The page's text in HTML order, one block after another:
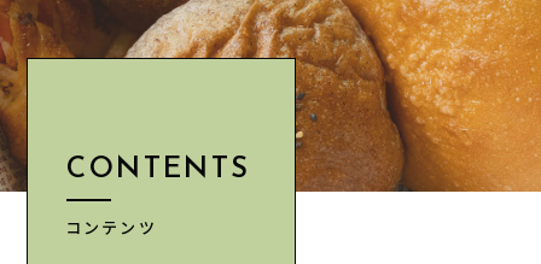
ABOUT US
Instagram
CONTENTS
NEWS
CONTENTS
コンテンツ